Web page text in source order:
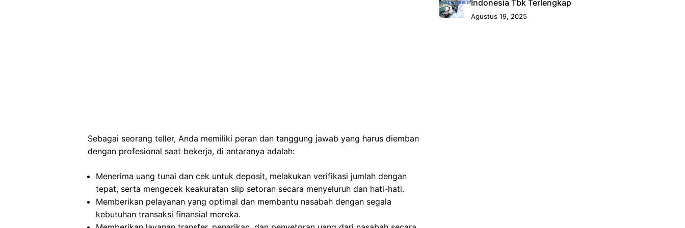
Sebagai seorang teller, Anda memiliki peran dan tanggung jawab yang harus diemban
dengan profesional saat bekerja, di antaranya adalah:
Menerima uang tunai dan cek untuk deposit, melakukan verifikasi jumlah dengan
tepat, serta mengecek keakuratan slip setoran secara menyeluruh dan hati-hati.
Memberikan pelayanan yang optimal dan membantu nasabah dengan segala
kebutuhan transaksi finansial mereka.
Indonesia Tbk Terlengkap
Agustus 19, 2025